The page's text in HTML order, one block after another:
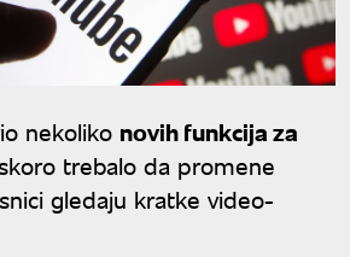
nekoliko novih funkcija za
trebalo da promene
gledaju kratke video-